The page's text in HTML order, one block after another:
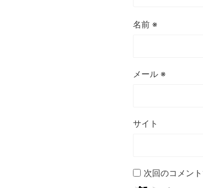
名前 ※
メール ※
サイト
次回のコメン